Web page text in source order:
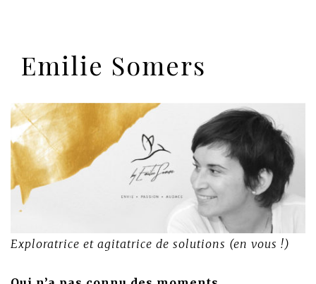
Emilie Somers
Exploratrice et agitatrice de solutions (en vous !)